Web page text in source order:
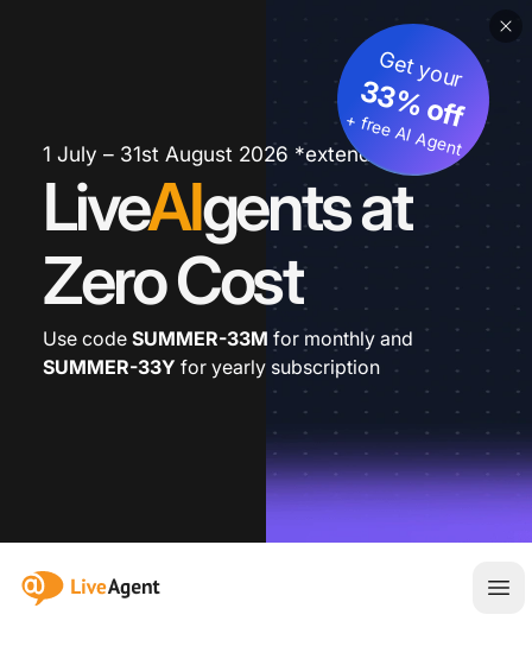
1 July – 31st August 2026 *extended
LiveAIgents at
Zero Cost
Get your
33% off
+ free AI Agent
Use code SUMMER-33M for monthly and
SUMMER-33Y for yearly subscription
:site.title